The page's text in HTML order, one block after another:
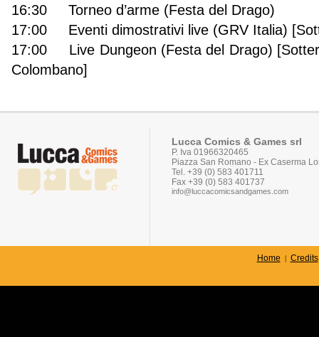
16:30 Torneo d’arme (Festa del Drago)
17:00 Eventi dimostrativi live (GRV Italia)
17:00 Live Dungeon (Festa del Drago)
Colombano]
Lucca Comics & Games srl
P. Iva 01966320465
Piazza San Romano - Ex Caserma
Tel. +39 (0) 583 401711
Fax +39 (0) 583 401737
info@luccacomicsandgames.com
Home | Credits